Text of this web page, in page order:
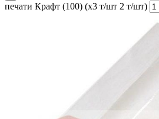
печати Крафт (100) (х3 т/шт 2 т/шт)